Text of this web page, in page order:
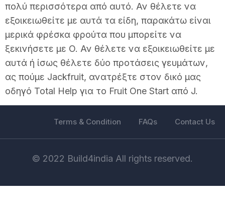
πολύ περισσότερα από αυτό. Αν θέλετε να
εξοικειωθείτε με αυτά τα είδη, παρακάτω είναι
μερικά φρέσκα φρούτα που μπορείτε να
ξεκινήσετε με O. Αν θέλετε να εξοικειωθείτε με
αυτά ή ίσως θέλετε δύο προτάσεις γευμάτων,
ας πούμε Jackfruit, ανατρέξτε στον δικό μας
οδηγό Total Help για το Fruit One Start από J.
Terms & Condition FAQs Contact Us
© 2022 Build4india All rights reserved.